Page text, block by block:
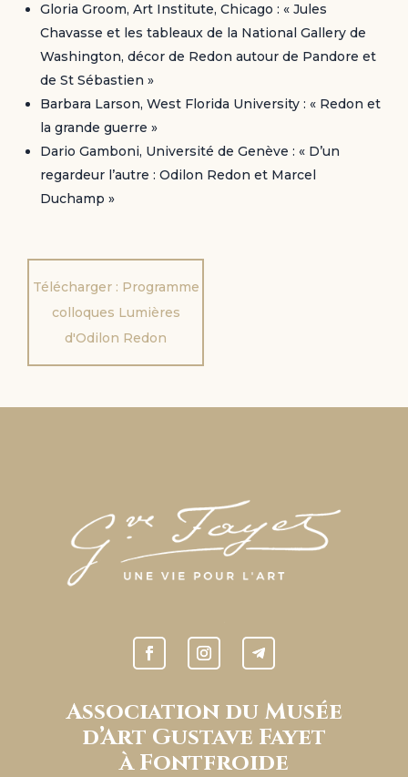
Gloria Groom, Art Institute, Chicago : « Jules
Chavasse et les tableaux de la National Gallery de
Washington, décor de Redon autour de Pandore et
de St Sébastien »
Barbara Larson, West Florida University : « Redon et
la grande guerre »
Dario Gamboni, Université de Genève : « D’un
regardeur l’autre : Odilon Redon et Marcel
Duchamp »
Télécharger : Programme
colloques Lumières
d'Odilon Redon
Association du Musée
d’Art Gustave Fayet
à Fontfroide